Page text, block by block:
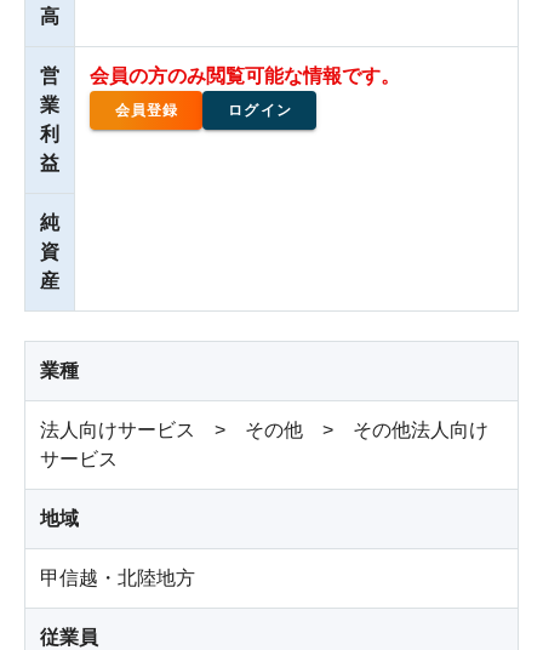
高
営
業
利
益
会員の方のみ閲覧可能な情報です。
会員登録 ログイン
純
資
産
業種
法人向けサービス > その他 > その他法人向け
サービス
地域
甲信越・北陸地方
従業員